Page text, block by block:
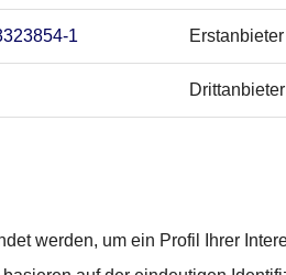
1 Erstanbieter
Drittanbieter
werden, um ein Profil Ihrer